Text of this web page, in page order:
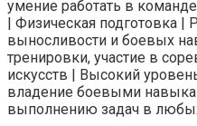
умение работать в
| Физическая подготовка |
выносливости и боевых
тренировки, участие в
искусств | Высокий
владение боевыми
выполнению задач в